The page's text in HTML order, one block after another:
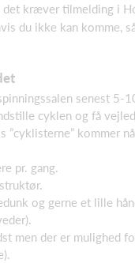
det kræver tilmelding i
du ikke kan komme,
senest 5-
cyklen og få
”cyklisterne” kommer
pr. gang.
og gerne et lille
men der er mulighed